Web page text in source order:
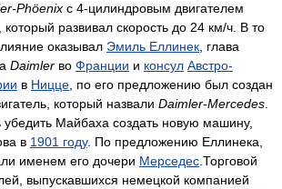
Phöenix с 4-цилиндровым двигателем
развивал скорость до 24 км/ч. В то
оказывал Эмиль Еллинек, глава
Daimler во Франции и консул Австро-
в Ницце, по его предложению был создан
который назвали Daimler-Mercedes.
убедить Майбаха создать новую машину,
в 1901 году. По предложению Еллинека,
именем его дочери Мерседес.Торговой
выпускавшихся немецкой компанией